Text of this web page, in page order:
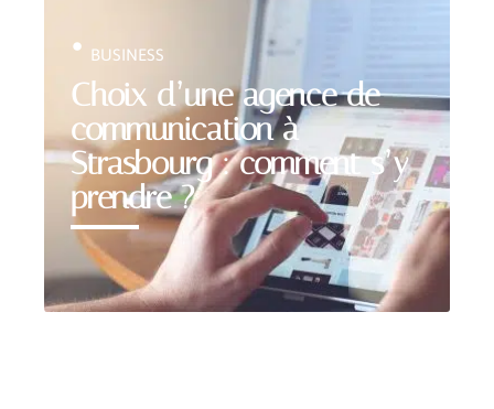
Choix d’une agence de
communication à
Strasbourg : comment s’y
prendre ?
BUSINESS